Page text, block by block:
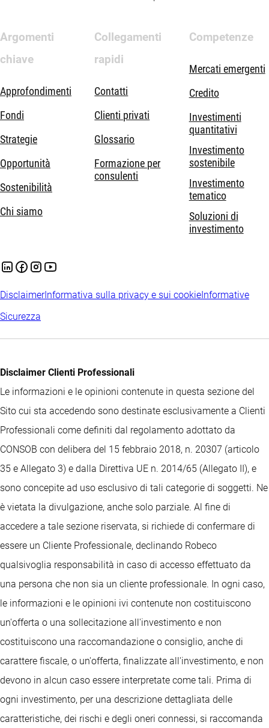
Argomenti
chiave
Approfondimenti
Fondi
Strategie
Opportunità
Sostenibilità
Chi siamo
Collegamenti
rapidi
Contatti
Clienti privati
Glossario
Formazione per
consulenti
Competenze
Mercati emergenti
Credito
Investimenti
quantitativi
Investimento
sostenibile
Investimento
tematico
Soluzioni di
investimento
DisclaimerInformativa sulla privacy e sui cookieInformative
Sicurezza
Disclaimer Clienti Professionali
Le informazioni e le opinioni contenute in questa sezione del
Sito cui sta accedendo sono destinate esclusivamente a Clienti
Professionali come definiti dal regolamento adottato da
CONSOB con delibera del 15 febbraio 2018, n. 20307 (articolo
35 e Allegato 3) e dalla Direttiva UE n. 2014/65 (Allegato II), e
sono concepite ad uso esclusivo di tali categorie di soggetti. Ne
è vietata la divulgazione, anche solo parziale. Al fine di
accedere a tale sezione riservata, si richiede di confermare di
essere un Cliente Professionale, declinando Robeco
qualsivoglia responsabilità in caso di accesso effettuato da
una persona che non sia un cliente professionale. In ogni caso,
le informazioni e le opinioni ivi contenute non costituiscono
un'offerta o una sollecitazione all'investimento e non
costituiscono una raccomandazione o consiglio, anche di
carattere fiscale, o un'offerta, finalizzate all'investimento, e non
devono in alcun caso essere interpretate come tali. Prima di
ogni investimento, per una descrizione dettagliata delle
caratteristiche, dei rischi e degli oneri connessi, si raccomanda